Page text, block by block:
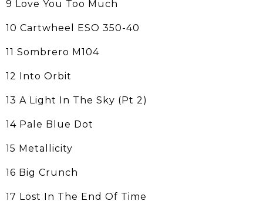
9 Love You Too Much
10 Cartwheel ESO 350-40
11 Sombrero M104
12 Into Orbit
13 A Light In The Sky (Pt 2)
14 Pale Blue Dot
15 Metallicity
16 Big Crunch
17 Lost In The End Of Time